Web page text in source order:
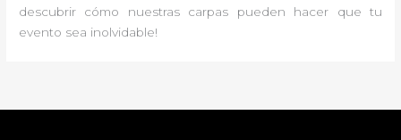
descubrir cómo nuestras carpas pueden hacer que tu
evento sea inolvidable!